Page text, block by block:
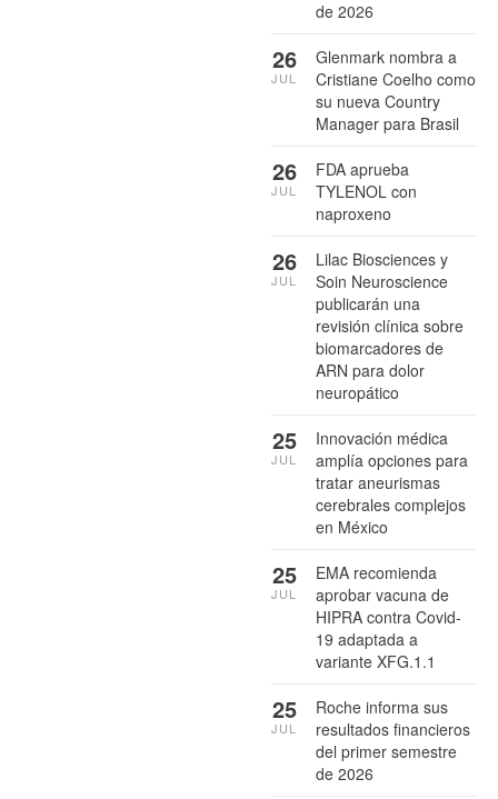
de 2026
Glenmark nombra a
Cristiane Coelho como
su nueva Country
Manager para Brasil
26
JUL
FDA aprueba
TYLENOL con
naproxeno
26
JUL
Lilac Biosciences y
Soin Neuroscience
publicarán una
revisión clínica sobre
biomarcadores de
ARN para dolor
neuropático
26
JUL
Innovación médica
amplía opciones para
tratar aneurismas
cerebrales complejos
en México
25
JUL
EMA recomienda
aprobar vacuna de
HIPRA contra Covid-
19 adaptada a
variante XFG.1.1
25
JUL
Roche informa sus
resultados financieros
del primer semestre
de 2026
25
JUL